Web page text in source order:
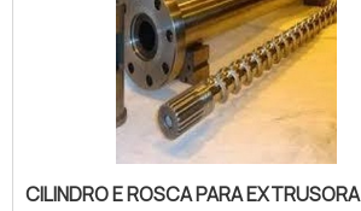
CILINDRO E ROSCA PARA EXTRUSORA